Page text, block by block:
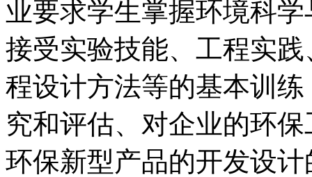
业要求学生掌握环境科
接受实验技能、工程实
程设计方法等的基本训
究和评估、对企业的环
环保新型产品的开发设